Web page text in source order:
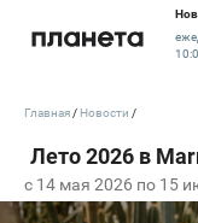
c 14 мая 2026 по 15
Главная Новости